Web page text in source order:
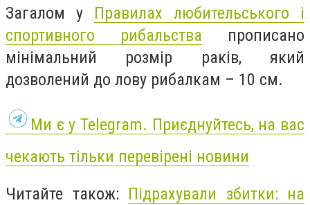
Загалом у Правилах любительського і
спортивного рибальства прописано
мінімальний розмір раків, який
дозволений до лову рибалкам – 10 см.
Ми є у Telegram. Приєднуйтесь, на вас
чекають тільки перевірені новини
Читайте також: Підрахували збитки: на